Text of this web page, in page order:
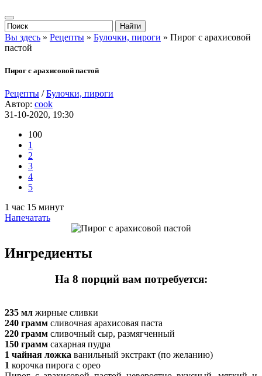
Вы здесь » Рецепты » Булочки, пироги » Пирог с арахисовой
пастой
Пирог с арахисовой пастой
Рецепты /Булочки, пироги
Автор: cook
31-10-2020, 19:30
100
1
2
3
4
5
1 час 15 минут
Напечатать
Ингредиенты
На 8 порций вам потребуется:
235 мл жирные сливки
240 грамм сливочная арахисовая паста
220 грамм сливочный сыр, размягченный
150 грамм сахарная пудра
1 чайная ложка ванильный экстракт (по желанию)
1 корочка пирога с орео